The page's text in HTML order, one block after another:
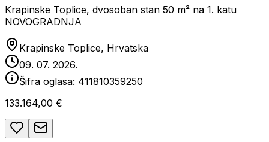
Krapinske Toplice, dvosoban stan 50 m² na 1. katu
NOVOGRADNJA
Krapinske Toplice, Hrvatska
09. 07. 2026.
Šifra oglasa: 411810359250
133.164,00 €